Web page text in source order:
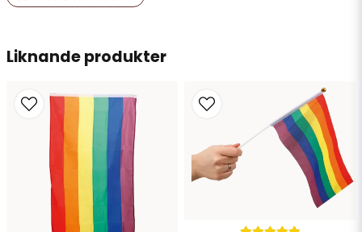
email
Mejladress
Ja, ni får publicera min fråga
Liknande produkter